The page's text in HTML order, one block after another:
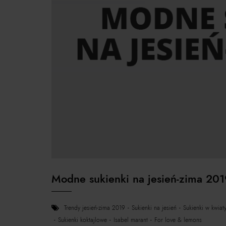
Modne sukienki na jesień-zima
trendy jesień-zima 2019 sukienki na jesień
sukienki w kwiaty
sukienki koktajlowe
isabel marant for love & lemons